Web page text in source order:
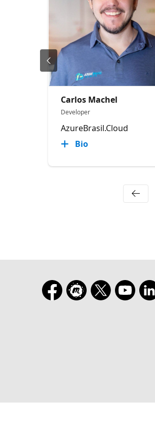
Carlos Machel
Developer
AzureBrasil.Cloud
Bio